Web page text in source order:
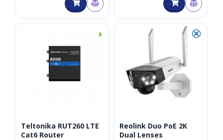
◑
Teltonika RUT260 LTE
Cat6 Router
⮿
Reolink Duo PoE 2K
Dual Lenses